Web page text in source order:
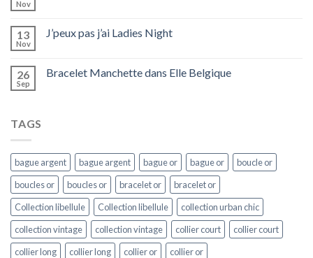
Nov
13
Nov
J’peux pas j’ai Ladies Night
26
Sep
Bracelet Manchette dans Elle Belgique
TAGS
bague argent bague argent bague or bague or
boucle or
boucles or
boucles or bracelet or
bracelet or
Collection libellule
Collection libellule
collection urban chic
collection vintage
collection vintage collier court
collier court
collier long
collier long collier or collier or